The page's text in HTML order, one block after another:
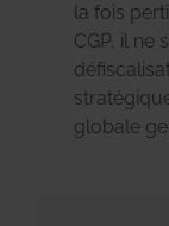
la fois
CGP, il ne
globale